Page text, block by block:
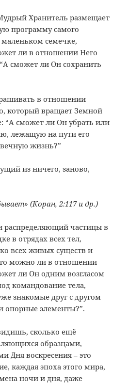
Хранитель размещает
программу самого
семечке,
ли в отношении Него
сможет ли Он сохранить
в отношении
который вращает Земной
“А сможет ли Он убрать или
лежащую на пути его
жизнь?”
из ничего, заново,
(Коран, 2:117 и др.)
распределяющий частицы в
в отрядах всех тел,
всех живых существ и
можно ли в отношении
ли Он одним возгласом
командование тела,
знакомые друг с другом
опорные элементы?”.
сколько ещё
образцами,
Дня воскресения – это
каждая эпоха этого мира,
ночи и дня, даже